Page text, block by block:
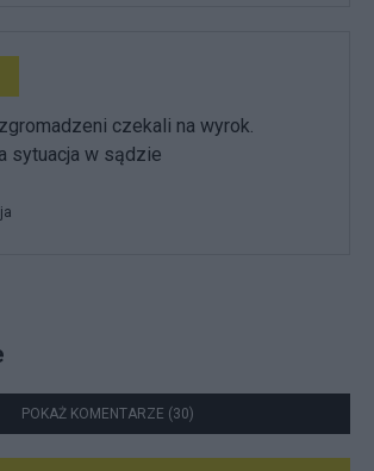
czekali na wyrok.
sytuacja w sądzie
POKAŻ KOMENTARZE (30)